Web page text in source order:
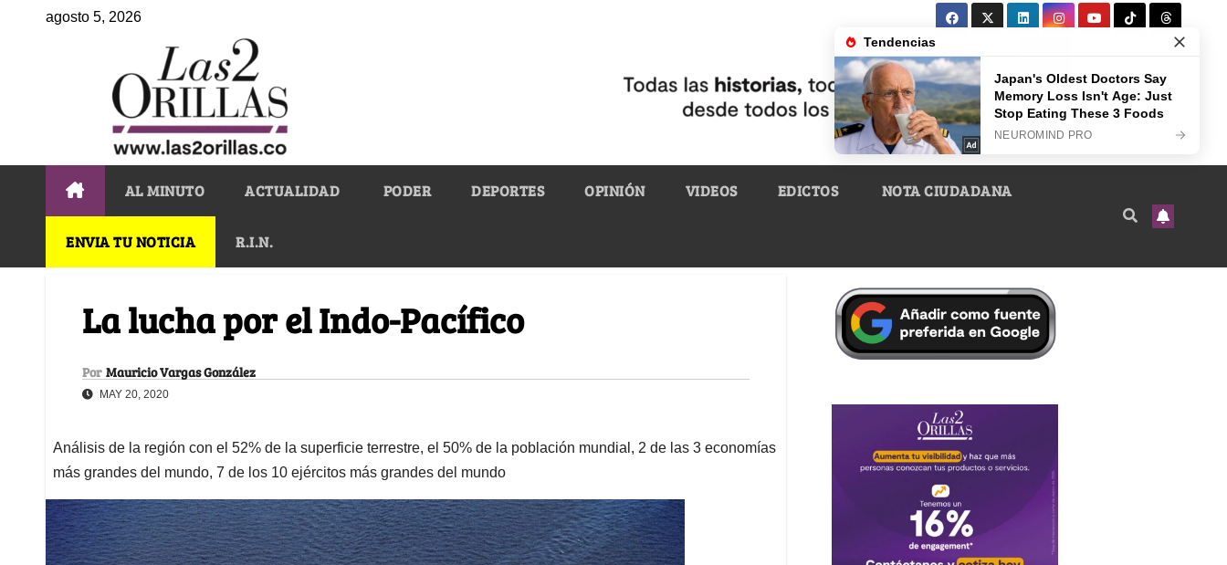
agosto 5, 2026
AL MINUTO ACTUALIDAD PODER DEPORTES OPINIÓN VIDEOS EDICTOS NOTA CIUDADANA
ENVIA TU NOTICIA R.I.N.
La lucha por el Indo-Pacífico
Por Mauricio Vargas González
MAY 20, 2020
Análisis de la región con el 52% de la superficie terrestre, el 50% de la población mundial, 2 de las 3 economías
más grandes del mundo, 7 de los 10 ejércitos más grandes del mundo